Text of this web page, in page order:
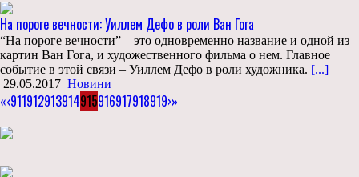
На пороге вечности: Уиллем Дефо в роли Ван Гога
“На пороге вечности” – это одновременно название и одной из
картин Ван Гога, и художественного фильма о нем. Главное
событие в этой связи – Уиллем Дефо в роли художника. [...]
29.05.2017 Новини
«‹911912913914915916917918919›»